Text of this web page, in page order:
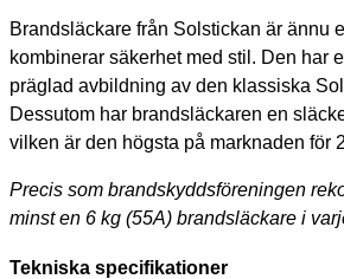
har
flera
varianter.
De
olika
kan
väljas
på
produktsidan
Brandsläckare från Solstickan är ännu
kombinerar säkerhet med stil. Den har
präglad avbildning av den klassiska
Dessutom har brandsläckaren en
vilken är den högsta på marknaden för
Precis som brandskyddsföreningen
minst en 6 kg (55A) brandsläckare i
Tekniska specifikationer